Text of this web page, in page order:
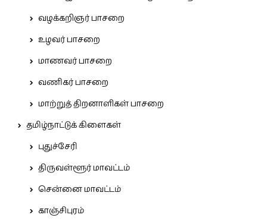
வழக்கறிஞர் பாசறை
உழவர் பாசறை
மாணவர் பாசறை
வணிகர் பாசறை
மாற்றுத் திறனாளிகள் பாசறை
தமிழ்நாட்டுக் கிளைகள்
புதுச்சேரி
திருவள்ளூர் மாவட்டம்
சென்னை மாவட்டம்
காஞ்சிபுரம்